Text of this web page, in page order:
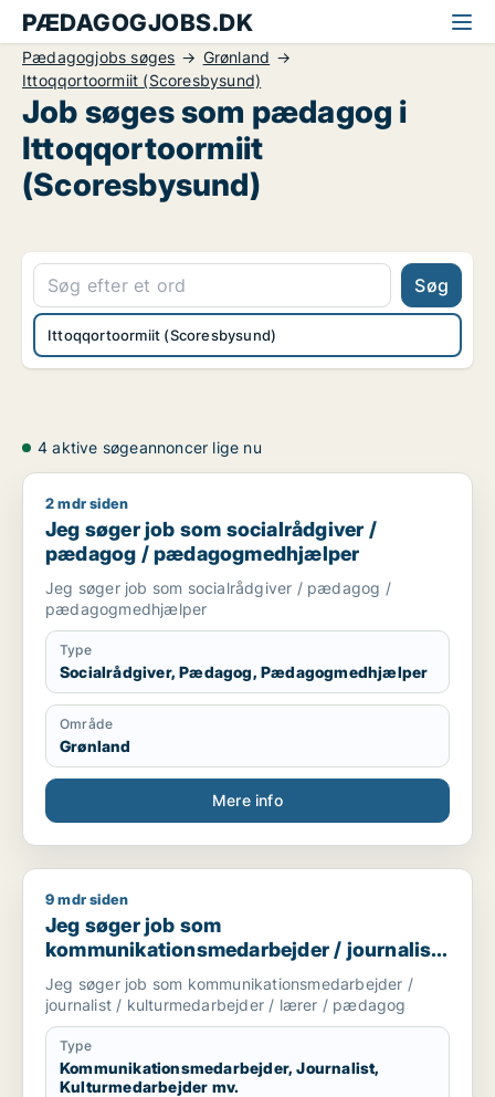
PÆDAGOGJOBS.DK
Pædagogjobs søges
Grønland
Ittoqqortoormiit (Scoresbysund)
Job søges som pædagog i
Ittoqqortoormiit
(Scoresbysund)
Søg
Ittoqqortoormiit (Scoresbysund)
4 aktive søgeannoncer lige nu
Jeg søger job som socialrådgiver / pædagog /
2 mdr siden
Jeg søger job som socialrådgiver /
pædagog / pædagogmedhjælper
Jeg søger job som socialrådgiver / pædagog /
pædagogmedhjælper
Type
Socialrådgiver, Pædagog, Pædagogmedhjælper
Område
Grønland
Mere info
Jeg søger job som kommunikationsmedarbejder /
9 mdr siden
Jeg søger job som
kommunikationsmedarbejder / journalist
/ kulturmedarbejder / lærer / pædagog
Jeg søger job som kommunikationsmedarbejder /
journalist / kulturmedarbejder / lærer / pædagog
Type
Kommunikationsmedarbejder, Journalist,
Kulturmedarbejder mv.